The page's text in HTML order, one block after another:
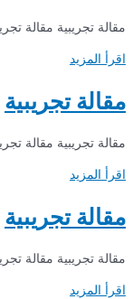
مقالة تجريبية مقالة
اقرأ المزيد
مقالة تجريبية
مقالة تجريبية مقالة
اقرأ المزيد
مقالة تجريبية
مقالة تجريبية مقالة
اقرأ المزيد